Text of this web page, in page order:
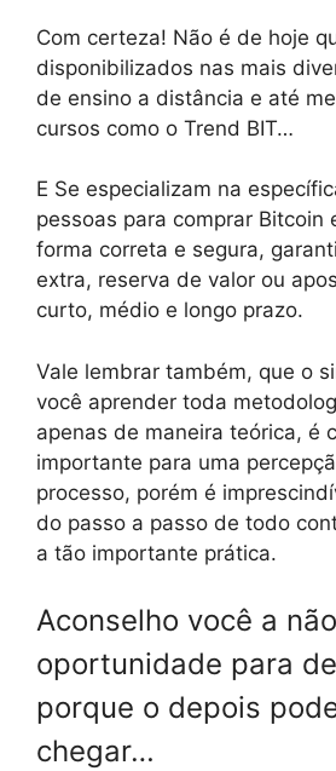
Com certeza! Não é de hoje
disponibilizados nas mais
de ensino a distância e até
cursos como o Trend BIT…
E Se especializam na
pessoas para comprar Bitcoin
forma correta e segura,
extra, reserva de valor ou
curto, médio e longo prazo.
Vale lembrar também, que o
você aprender toda
apenas de maneira teórica, é
importante para uma
processo, porém é
do passo a passo de todo
a tão importante prática.
Aconselho você a
oportunidade para
porque o depois
chegar…